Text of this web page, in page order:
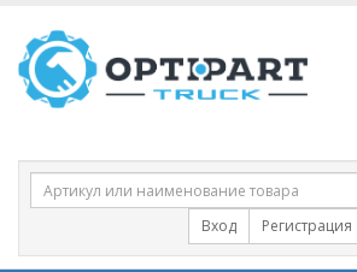
Вход Регистрация